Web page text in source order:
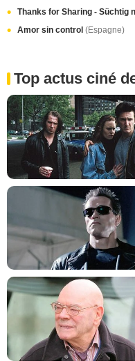
Thanks for Sharing - Süchtig
Amor sin control (Espagne)
Top actus ciné